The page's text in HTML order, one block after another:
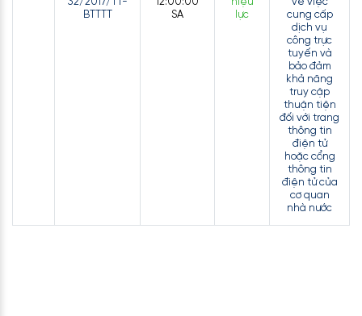
BTTTT
SA
lực
cung cấp
dịch vụ
công trực
tuyến và
bảo đảm
khả năng
truy cập
thuận tiện
đối với trang
thông tin
điện tử
hoặc cổng
thông tin
điện tử của
cơ quan
nhà nước